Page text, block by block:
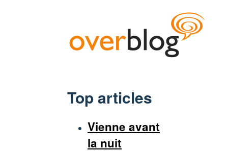
Top articles
Vienne avant
la nuit